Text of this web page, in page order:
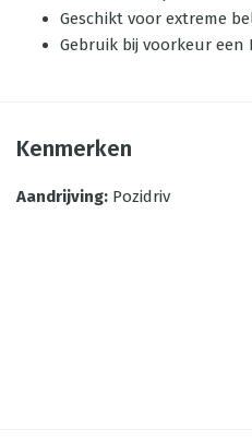
Geschikt voor extreme
Gebruik bij voorkeur
Kenmerken
Aandrijving: Pozidriv